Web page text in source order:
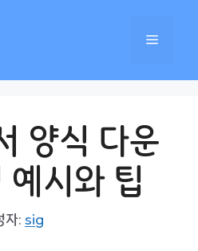
메
양식 다운
시와 팁
자:sig